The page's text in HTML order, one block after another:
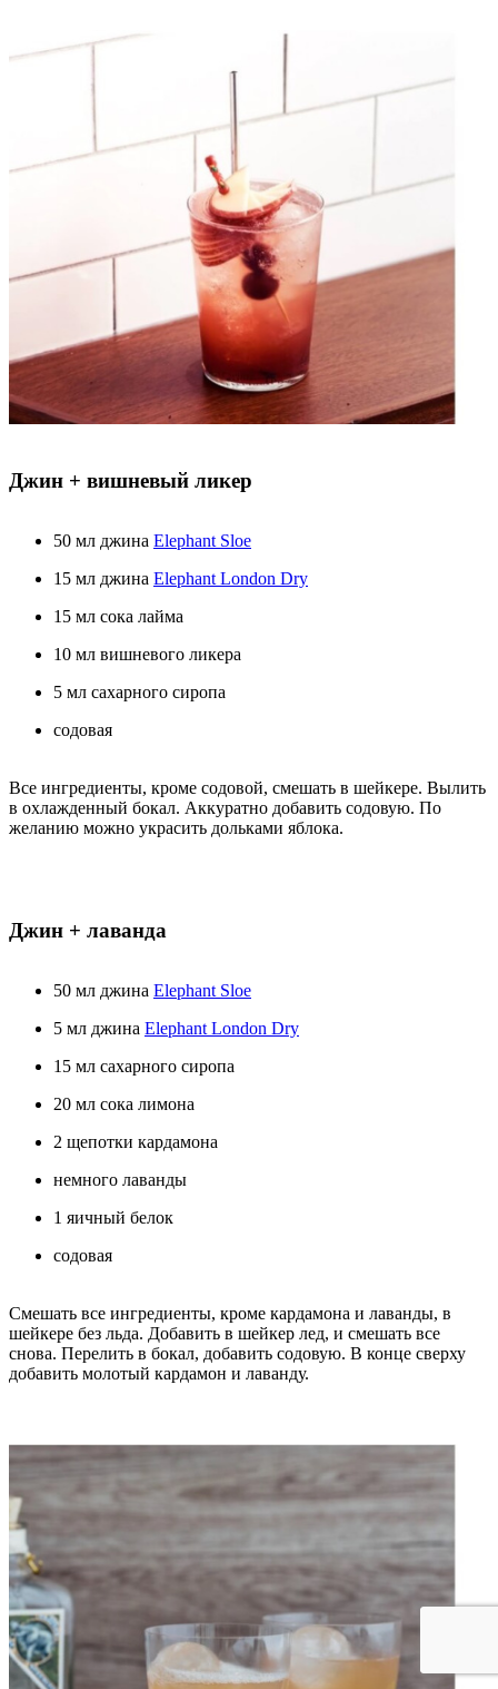
Джин + вишневый ликер
50 мл джина Elephant Sloe
15 мл джина Elephant London Dry
15 мл сока лайма
10 мл вишневого ликера
5 мл сахарного сиропа
содовая
Все ингредиенты, кроме содовой, смешать в шейкере. Вылить
в охлажденный бокал. Аккуратно добавить содовую. По
желанию можно украсить дольками яблока.
Джин + лаванда
50 мл джина Elephant Sloe
5 мл джина Elephant London Dry
15 мл сахарного сиропа
20 мл сока лимона
2 щепотки кардамона
немного лаванды
1 яичный белок
содовая
Смешать все ингредиенты, кроме кардамона и лаванды, в
шейкере без льда. Добавить в шейкер лед, и смешать все
снова. Перелить в бокал, добавить содовую. В конце сверху
добавить молотый кардамон и лаванду.